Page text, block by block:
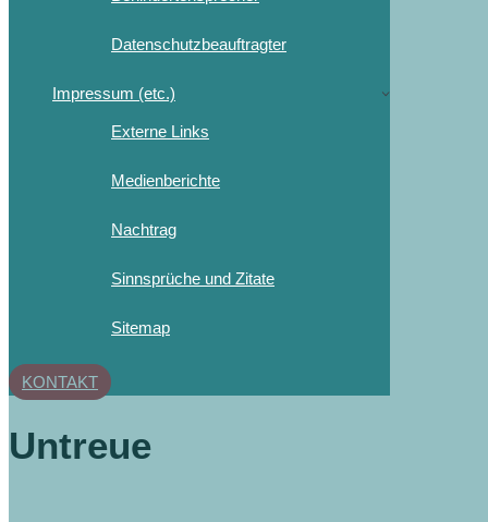
Datenschutzbeauftragter
Impressum (etc.)
Externe Links
Medienberichte
Nachtrag
Sinnsprüche und Zitate
Sitemap
KONTAKT
Untreue